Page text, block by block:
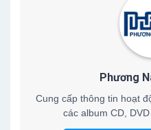
Phương
Cung cấp thông tin hoạt
các album CD,